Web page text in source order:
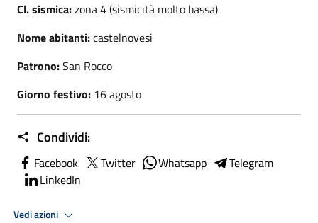
Cl. sismica:zona 4 (sismicità molto bassa)
Nome abitanti:castelnovesi
Patrono:San Rocco
Giorno festivo: 16 agosto
Condividi:
Facebook Twitter Whatsapp
Telegram
LinkedIn
Vedi azioni